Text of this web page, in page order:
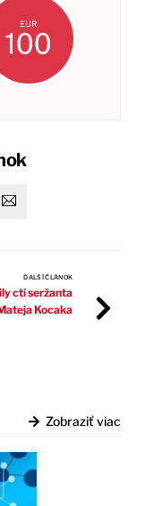
EUR
100
ĎALŠÍ ČLÁNOK
cti seržanta
Kocaka
Zobraziť viac